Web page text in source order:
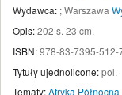
Wydawca: ;Warszawa
Opis:202 s. 23 cm.
ISBN:978-83-7395-512-
Tytuły ujednolicone:pol.
Tematy:Afryka